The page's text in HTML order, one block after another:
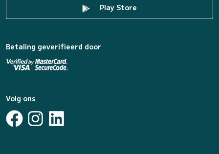
Play Store
Betaling geverifieerd door
Volg ons